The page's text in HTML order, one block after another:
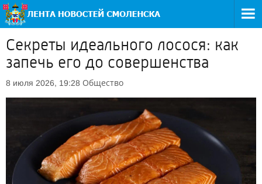
Секреты идеального лосося: как
запечь его до совершенства
8 июля 2026, 19:28 Общество